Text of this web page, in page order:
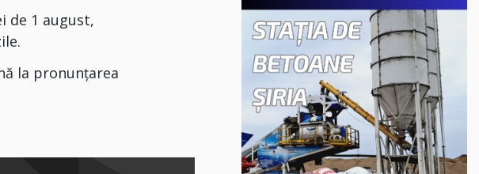
de 1 august,
la pronunțarea